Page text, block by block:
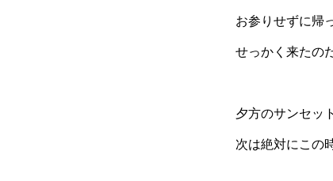
お参りせずに帰
せっかく来たの
夕方のサンセッ
次は絶対にこの